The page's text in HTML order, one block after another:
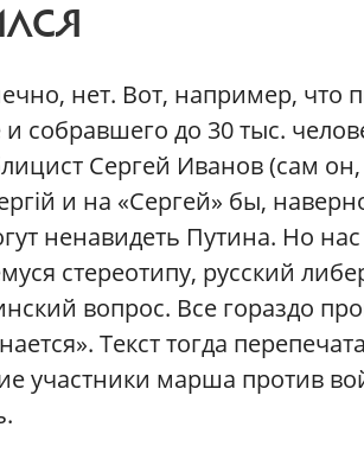
нет. Вот, например, что
собравшего до 30 тыс.
Сергей Иванов (сам
и на «Сергей» бы,
ненавидеть Путина. Но
стереотипу, русский
вопрос. Все гораздо
Текст тогда
участники марша против